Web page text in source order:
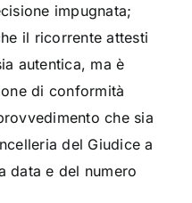
impugnata;
il ricorrente attesti
autentica, ma è
di conformità
che sia
del Giudice a
data e del numero